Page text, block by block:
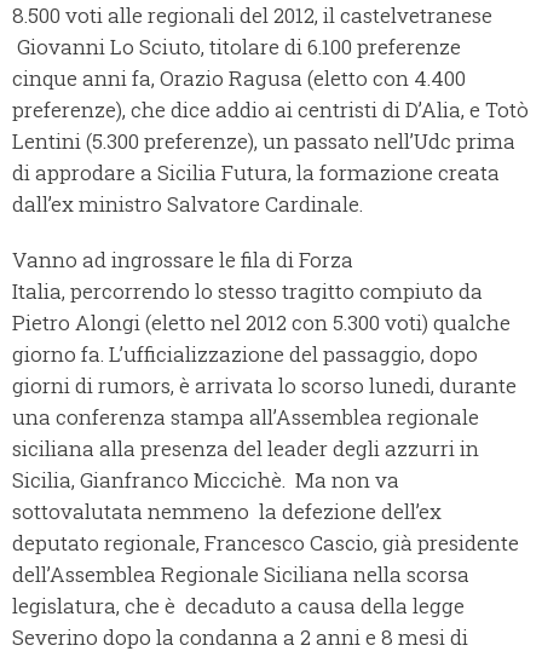
8.500 voti alle regionali del 2012, il castelvetranese
Giovanni Lo Sciuto, titolare di 6.100 preferenze
cinque anni fa, Orazio Ragusa (eletto con 4.400
preferenze), che dice addio ai centristi di D’Alia, e Totò
Lentini (5.300 preferenze), un passato nell’Udc prima
di approdare a Sicilia Futura, la formazione creata
dall’ex ministro Salvatore Cardinale.
Vanno ad ingrossare le fila di Forza
Italia, percorrendo lo stesso tragitto compiuto da
Pietro Alongi (eletto nel 2012 con 5.300 voti) qualche
giorno fa. L’ufficializzazione del passaggio, dopo
giorni di rumors, è arrivata lo scorso lunedi, durante
una conferenza stampa all’Assemblea regionale
siciliana alla presenza del leader degli azzurri in
Sicilia, Gianfranco Miccichè. Ma non va
sottovalutata nemmeno la defezione dell’ex
deputato regionale, Francesco Cascio, già presidente
dell’Assemblea Regionale Siciliana nella scorsa
legislatura, che è decaduto a causa della legge
Severino dopo la condanna a 2 anni e 8 mesi di